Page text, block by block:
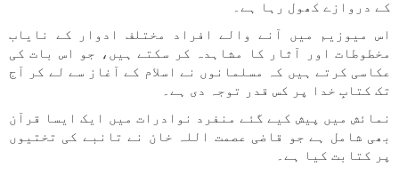
کے دروازے کھول رہا ہے۔
اس میوزیم میں آنے والے افراد مختلف ادوار کے نایاب
مخطوطات اور آثار کا مشاہدہ کر سکتے ہیں، جو اس بات کی
عکاسی کرتے ہیں کہ مسلمانوں نے اسلام کے آغاز سے لے کر آج
تک کتابِ خدا پر کس قدر توجہ دی ہے۔
نمائش میں پیش کیے گئے منفرد نوادرات میں ایک ایسا قرآن
بھی شامل ہے جو قاضی عصمت اللہ خان نے تانبے کی تختیوں
پر کتابت کیا ہے۔